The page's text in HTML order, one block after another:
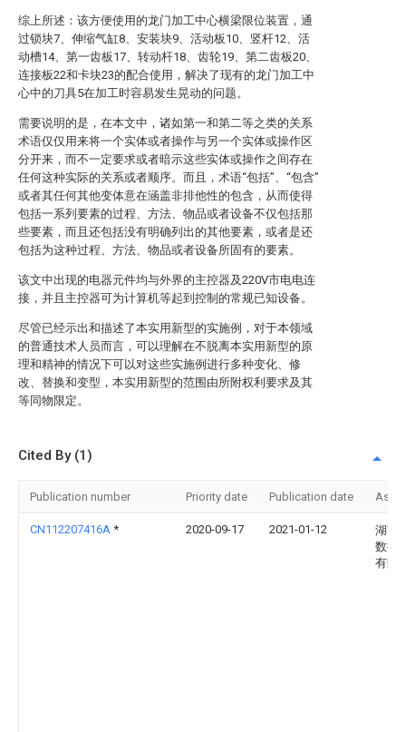
综上所述：该方便使用的龙门加工中心横梁限位装置，通
过锁块7、伸缩气缸8、安装块9、活动板10、竖杆12、活
动槽14、第一齿板17、转动杆18、齿轮19、第二齿板20、
连接板22和卡块23的配合使用，解决了现有的龙门加工中
心中的刀具5在加工时容易发生晃动的问题。
需要说明的是，在本文中，诸如第一和第二等之类的关系
术语仅仅用来将一个实体或者操作与另一个实体或操作区
分开来，而不一定要求或者暗示这些实体或操作之间存在
任何这种实际的关系或者顺序。而且，术语“包括”、“包含”
或者其任何其他变体意在涵盖非排他性的包含，从而使得
包括一系列要素的过程、方法、物品或者设备不仅包括那
些要素，而且还包括没有明确列出的其他要素，或者是还
包括为这种过程、方法、物品或者设备所固有的要素。
该文中出现的电器元件均与外界的主控器及220V市电电连
接，并且主控器可为计算机等起到控制的常规已知设备。
尽管已经示出和描述了本实用新型的实施例，对于本领域
的普通技术人员而言，可以理解在不脱离本实用新型的原
理和精神的情况下可以对这些实施例进行多种变化、修
改、替换和变型，本实用新型的范围由所附权利要求及其
等同物限定。
Cited By (1)
Publication number Priority date Publication date
CN112207416A * 2020-09-17 2021-01-12
湖南
数控
有限